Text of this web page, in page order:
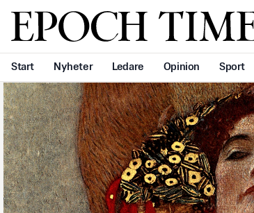
Svenska Epoch Times
Start Nyheter Ledare Opinion Sport